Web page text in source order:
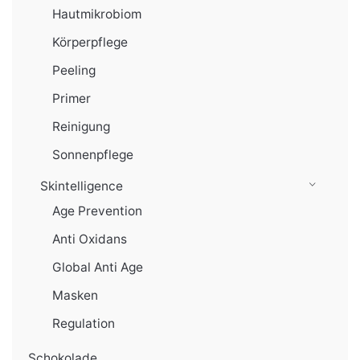
Hautmikrobiom
Körperpflege
Peeling
Primer
Reinigung
Sonnenpflege
Skintelligence
Age Prevention
Anti Oxidans
Global Anti Age
Masken
Regulation